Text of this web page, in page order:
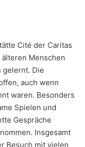
Cité der Caritas
Menschen
gelernt. Die
auch wenn
waren. Besonders
Spielen und
Gespräche
Insgesamt
Besuch mit vielen